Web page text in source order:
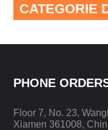
CATEGORIE
PHONE
Floor 7, No. 23,
Xiamen 361008,